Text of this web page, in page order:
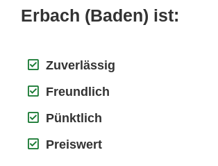
Erbach (Baden) ist:
Zuverlässig
Freundlich
Pünktlich
Preiswert